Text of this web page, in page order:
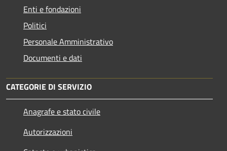
Enti e fondazioni
Politici
Personale Amministrativo
Documenti e dati
CATEGORIE DI SERVIZIO
Anagrafe e stato civile
Autorizzazioni